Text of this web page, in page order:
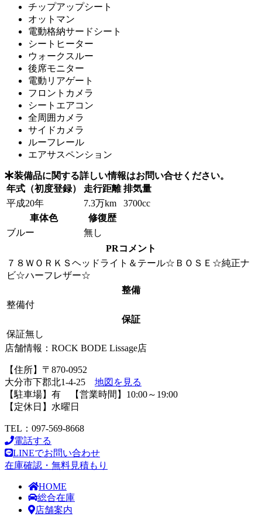
チップアップシート
オットマン
電動格納サードシート
シートヒーター
ウォークスルー
後席モニター
電動リアゲート
フロントカメラ
シートエアコン
全周囲カメラ
サイドカメラ
ルーフレール
エアサスペンション
装備品に関する詳しい情報はお問い合せください。
年式（初度登録） 走行距離 排気量
平成20年
7.3万km
3700cc
車体色
修復歴
ブルー
無し
PRコメント
７８ＷＯＲＫＳヘッドライト＆テール☆ＢＯＳＥ☆純正ナ
ビ☆ハーフレザー☆
整備
整備付
保証
保証無し
店舗情報：ROCK BODE Lissage店
【住所】〒870-0952
大分市下郡北1-4-25 地図を見る
【駐車場】有 【営業時間】10:00～19:00
【定休日】水曜日
TEL：097-569-8668
電話する
LINEでお問い合わせ
在庫確認・無料見積もり
HOME
総合在庫
店舗案内